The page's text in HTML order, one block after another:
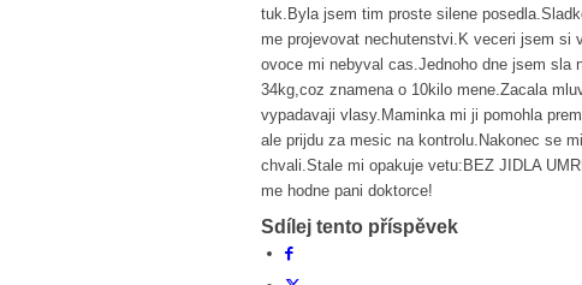
tuk.Byla jsem tim proste silene
me projevovat nechutenstvi.K veceri jsem
ovoce mi nebyval cas.Jednoho dne jsem sla
34kg,coz znamena o 10kilo mene.Zacala
vypadavaji vlasy.Maminka mi ji pomohla
ale prijdu za mesic na kontrolu.Nakonec se
chvali.Stale mi opakuje vetu:BEZ JIDLA
me hodne pani doktorce!
Sdílej tento příspěvek